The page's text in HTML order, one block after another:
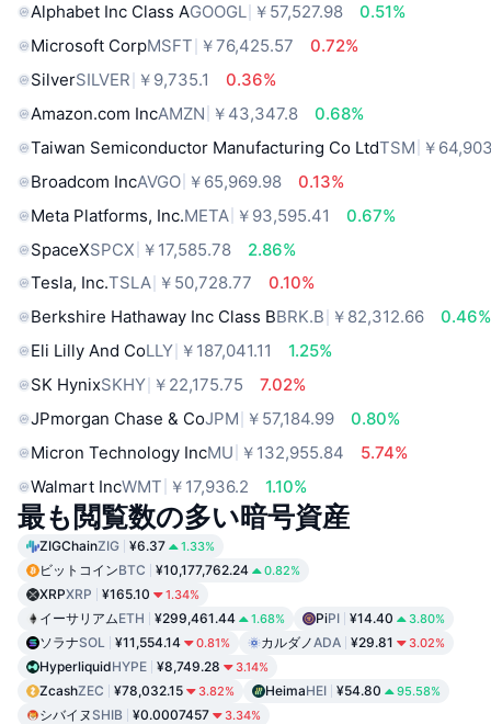
Alphabet Inc Class AGOOGL ￥57,527.98
0.51%
Microsoft CorpMSFT ￥76,425.57
0.72%
SilverSILVER ￥9,735.1
0.36%
Amazon.com IncAMZN ￥43,347.8
0.68%
Taiwan Semiconductor Manufacturing Co LtdTSM ￥
Broadcom IncAVGO ￥65,969.98
0.13%
Meta Platforms, Inc.META ￥93,595.41
0.67%
SpaceXSPCX ￥17,585.78
2.86%
Tesla, Inc.TSLA ￥50,728.77
0.10%
Berkshire Hathaway Inc Class BBRK.B ￥82,312.66
0.46%
Eli Lilly And CoLLY ￥187,041.11
1.25%
SK HynixSKHY ￥22,175.75
7.02%
JPmorgan Chase & CoJPM ￥57,184.99
0.80%
Micron Technology IncMU ￥132,955.84
5.74%
Walmart IncWMT ￥17,936.2 1.10%
最も閲覧数の多い暗号資産
ZIGChainZIG ¥6.37 1.33%
ビットコインBTC ¥10,177,762.24 0.82%
XRPXRP ¥165.10 1.34%
イーサリアムETH ¥299,461.44 1.68% PiPI ¥14.40 3.80%
ソラナSOL ¥11,554.14 0.81% カルダノADA ¥29.81 3.02%
HyperliquidHYPE ¥8,749.28 3.14%
ZcashZEC ¥78,032.15 3.82% HeimaHEI ¥54.80 95.58%
シバイヌ SHIB ¥0.0007457 3.34%